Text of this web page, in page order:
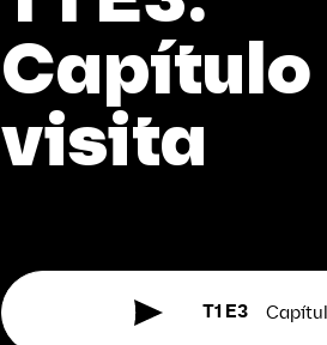
Capítulo
visita
T1 E3